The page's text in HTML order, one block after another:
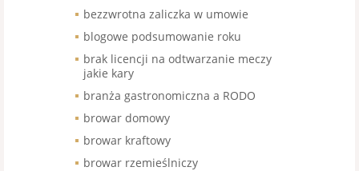
bezzwrotna zaliczka w umowie
blogowe podsumowanie roku
brak licencji na odtwarzanie meczy
jakie kary
branża gastronomiczna a RODO
browar domowy
browar kraftowy
browar rzemieślniczy